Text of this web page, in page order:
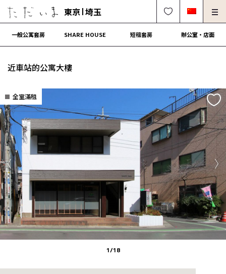
東京 埼玉
中文可 English OK 0120-249-900
房東、物件管理請進
簽約流程
營運會社
一般公寓套房 SHARE HOUSE 短租套房 辦公室・店面
近車站的公寓大樓
全室滿租
Previous
1/18